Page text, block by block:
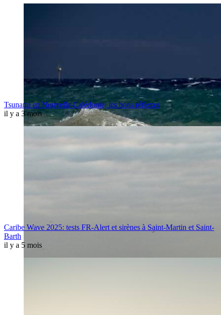
Tsunami en Nouvelle-Calédonie, les bons réflexes
il y a 3 mois
Caribe Wave 2025: tests FR-Alert et sirènes à Saint-Martin et Saint-
Barth
il y a 5 mois